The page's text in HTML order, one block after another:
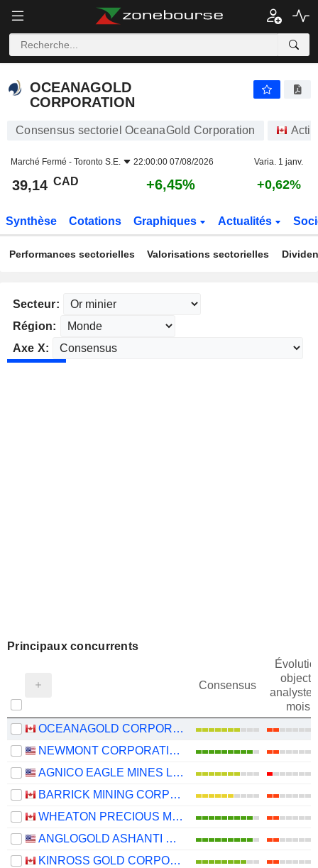
OCEANAGOLD
CORPORATION
Consensus sectoriel OceanaGold Corporation
Marché Fermé - Toronto S.E. 22:00:00 07/08/2026 Varia. 1 janv.
39,14 CAD +6,45% +0,62%
Synthèse Cotations Graphiques Actualités
Performances sectorielles Valorisations sectorielles
Secteur:
Région:
Axe X:
Principaux concurrents
Consensus
objectif
mois
OCEANAGOLD CORPORATION
NEWMONT CORPORATION
AGNICO EAGLE MINES LIMITED
BARRICK MINING CORPORATION
WHEATON PRECIOUS METALS CORP.
ANGLOGOLD ASHANTI PLC
KINROSS GOLD CORPORATION